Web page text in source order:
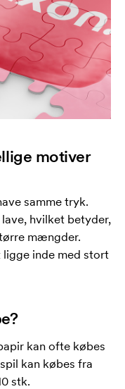
motiver
samme tryk.
hvilket betyder,
mængder.
ligge inde med stort
kan ofte købes
kan købes fra
stk.